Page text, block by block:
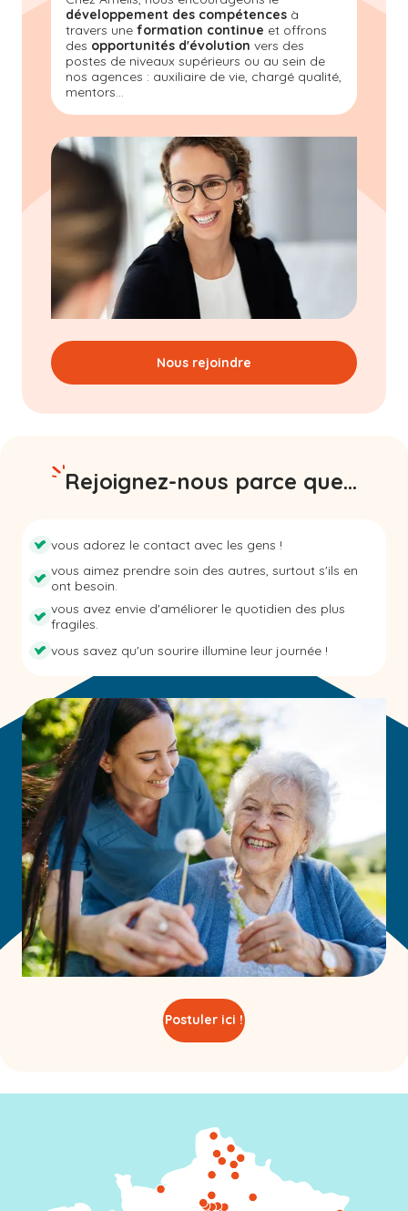
développement des compétences à
travers une formation continue et offrons
des opportunités d'évolution vers des
postes de niveaux supérieurs ou au sein de
nos agences : auxiliaire de vie, chargé qualité,
mentors...
Nous rejoindre
Rejoignez-nous parce que...
vous adorez le contact avec les gens !
vous aimez prendre soin des autres, surtout s'ils en
ont besoin.
vous avez envie d'améliorer le quotidien des plus
fragiles.
vous savez qu'un sourire illumine leur journée !
Postuler ici !